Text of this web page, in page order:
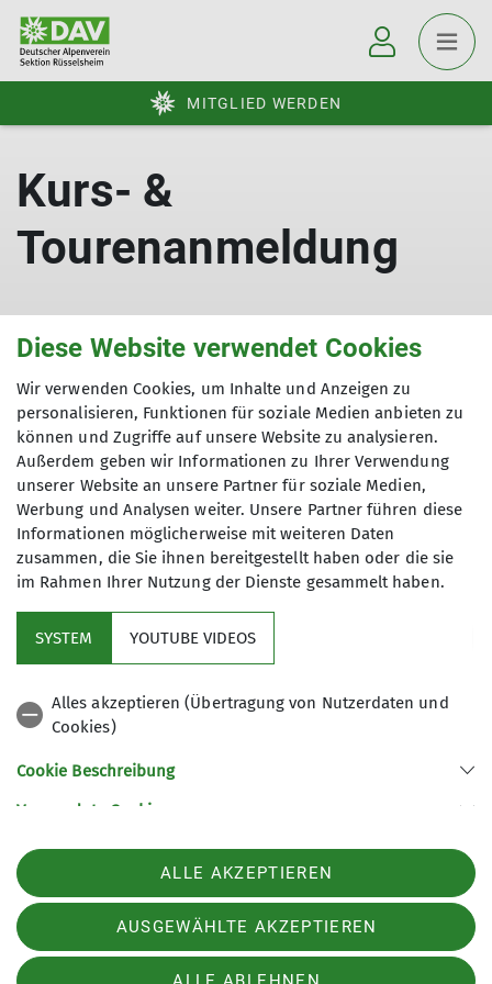
MITGLIED WERDEN
Kurs- &
Tourenanmeldung
Hier kannst du das Formular für die Kurs- und
Kurs- & Tourenanmeldung (719.22KB, pdf)
Im Fokus
Aktuelles
Hilfreiche Links
Telefon +49 6142 12707
Datenschutz-Einstellungen
Datenschutz
Impressum
Diese Website verwendet Cookies
Wir verwenden Cookies, um Inhalte und Anzeigen zu
personalisieren, Funktionen für soziale Medien anbieten zu
können und Zugriffe auf unsere Website zu analysieren.
Außerdem geben wir Informationen zu Ihrer Verwendung
unserer Website an unsere Partner für soziale Medien,
Werbung und Analysen weiter. Unsere Partner führen diese
Informationen möglicherweise mit weiteren Daten
zusammen, die Sie ihnen bereitgestellt haben oder die sie
im Rahmen Ihrer Nutzung der Dienste gesammelt haben.
SYSTEM YOUTUBE VIDEOS
Alles akzeptieren (Übertragung von Nutzerdaten und
Cookies)
Cookie Beschreibung
Verwendete Cookies
ALLE AKZEPTIEREN
AUSGEWÄHLTE AKZEPTIEREN